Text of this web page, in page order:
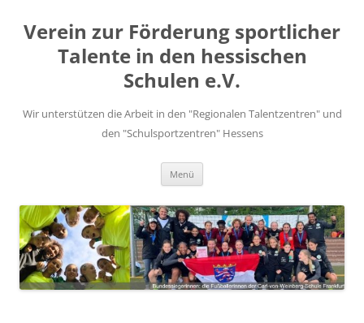
springen
Verein zur Förderung sportlicher
Talente in den hessischen
Schulen e.V.
Wir unterstützen die Arbeit in den "Regionalen Talentzentren" und
den "Schulsportzentren" Hessens
Menü